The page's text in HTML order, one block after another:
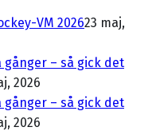
VM 202623 maj,
gånger – så gick det
2026
gånger – så gick det
2026